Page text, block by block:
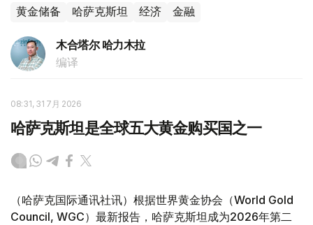
黄金储备 哈萨克斯坦 经济 金融
木合塔尔 哈力木拉
编译
08:31, 31 7月 2026
哈萨克斯坦是全球五大黄金购买国之一
（哈萨克国际通讯社讯）根据世界黄金协会（World Gold
Council, WGC）最新报告，哈萨克斯坦成为2026年第二